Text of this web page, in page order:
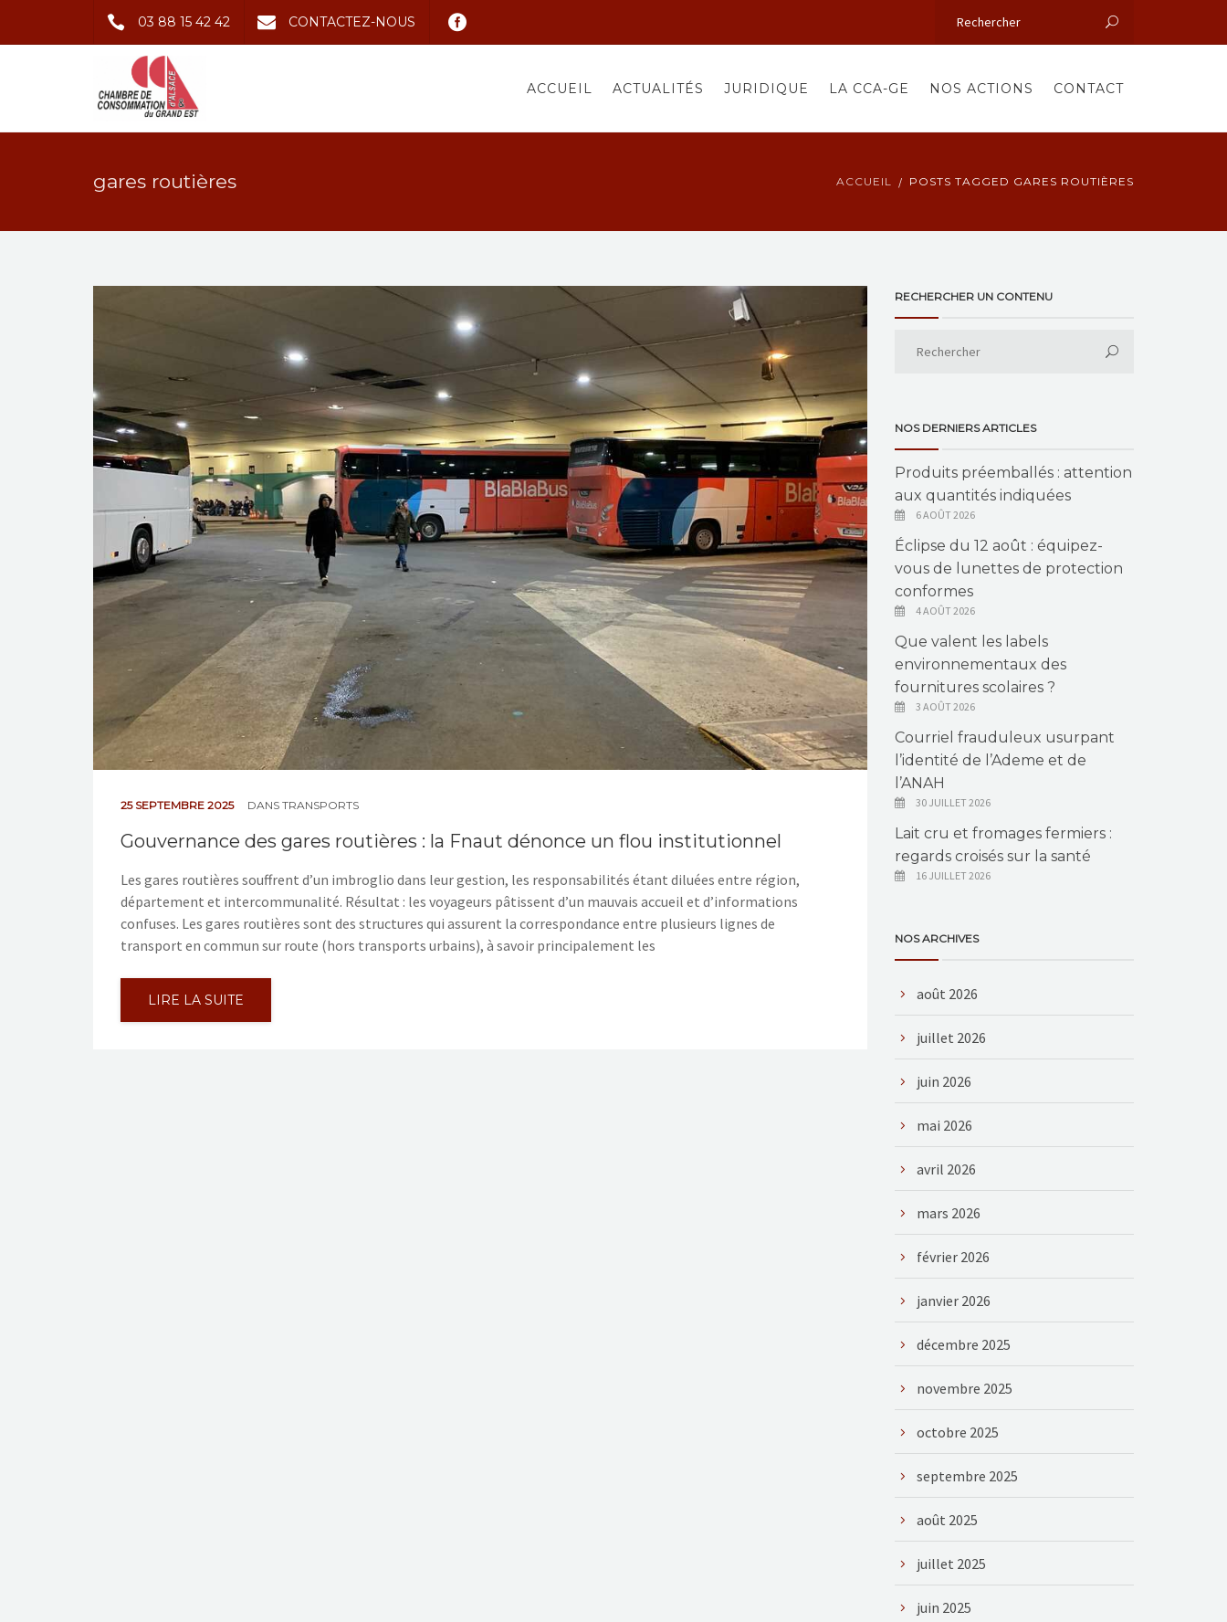
03 88 15 42 42 CONTACTEZ-NOUS
ACCUEIL ACTUALITÉS JURIDIQUE LA CCA-GE NOS ACTIONS CONTACT
gares routières ACCUEIL POSTS TAGGED GARES ROUTIÈRES
25 SEPTEMBRE 2025 DANS TRANSPORTS
Gouvernance des gares routières : la Fnaut dénonce un flou institutionnel
Les gares routières souffrent d’un imbroglio dans leur gestion, les responsabilités étant diluées entre région,
département et intercommunalité. Résultat : les voyageurs pâtissent d’un mauvais accueil et d’informations
confuses. Les gares routières sont des structures qui assurent la correspondance entre plusieurs lignes de
transport en commun sur route (hors transports urbains), à savoir principalement les
LIRE LA SUITE
RECHERCHER UN CONTENU
NOS DERNIERS ARTICLES
Produits préemballés : attention
aux quantités indiquées
6 AOÛT 2026
Éclipse du 12 août : équipez-
vous de lunettes de protection
conformes
4 AOÛT 2026
Que valent les labels
environnementaux des
fournitures scolaires ?
3 AOÛT 2026
Courriel frauduleux usurpant
l’identité de l’Ademe et de
l’ANAH
30 JUILLET 2026
Lait cru et fromages fermiers :
regards croisés sur la santé
16 JUILLET 2026
NOS ARCHIVES
août 2026
juillet 2026
juin 2026
mai 2026
avril 2026
mars 2026
février 2026
janvier 2026
décembre 2025
novembre 2025
octobre 2025
septembre 2025
août 2025
juillet 2025
juin 2025